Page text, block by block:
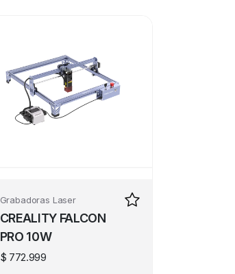
Grabadoras Laser
CREALITY FALCON
PRO 10W
$ 772.999